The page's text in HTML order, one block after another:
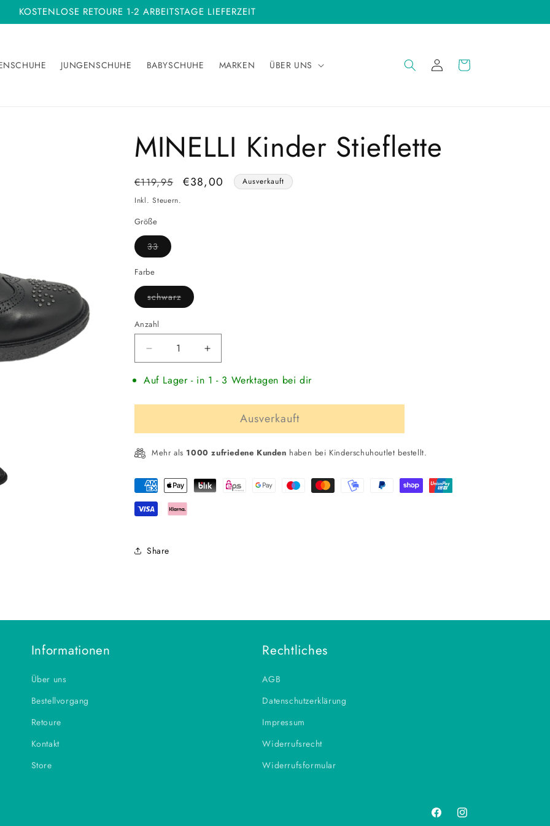
KOSTENLOSE RETOURE 1-2 ARBEITSTAGE LIEFERZEIT
JUNGENSCHUHE BABYSCHUHE MARKEN ÜBER UNS EINLOGGEN
WARENKORB
MINELLI Kinder Stieflette
Normaler
Preis
€119,95 Verkaufspreis
€38,00
Ausverkauft
Inkl. Steuern.
Größe
33Variante
ausverkauft
Farbe
schwarzVariante
ausverkauft
verfügbar
Anzahl
Verringere
die
Menge
MINELLI
Stieflette
Erhöhe
die
Menge
MINELLI
Stieflette
Auf Lager - in 1 - 3 Werktagen bei dir
Ausverkauft
Mehr als 1000 zufriedene Kunden haben bei Kinderschuhoutlet bestellt.
Zahlungsmethoden
Share
Informationen
Über uns
Bestellvorgang
Retoure
Kontakt
Store
Rechtliches
AGB
Datenschutzerklärung
Impressum
Widerrufsrecht
Widerrufsformular
FacebookInstagram